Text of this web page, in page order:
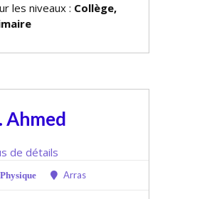
les niveaux : Collège,
Ahmed
de détails
Physique Arras